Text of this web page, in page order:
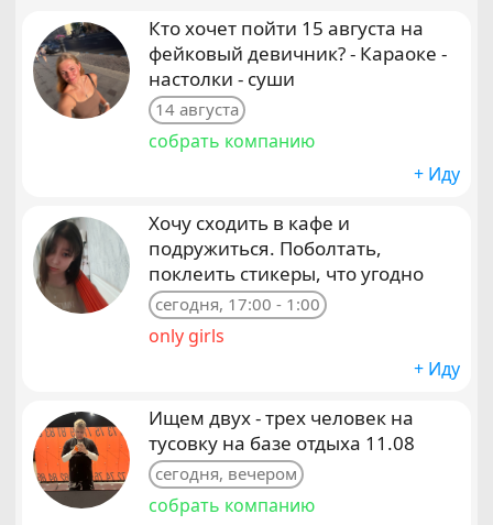
Кто хочет пойти 15 августа на
фейковый девичник? - Караоке -
настолки - суши
14 августа
собрать компанию
+ Иду
Хочу сходить в кафе и
подружиться. Поболтать,
поклеить стикеры, что угодно
сегодня, 17:00 - 1:00
only girls
+ Иду
Ищем двух - трех человек на
тусовку на базе отдыха 11.08
сегодня, вечером
собрать компанию